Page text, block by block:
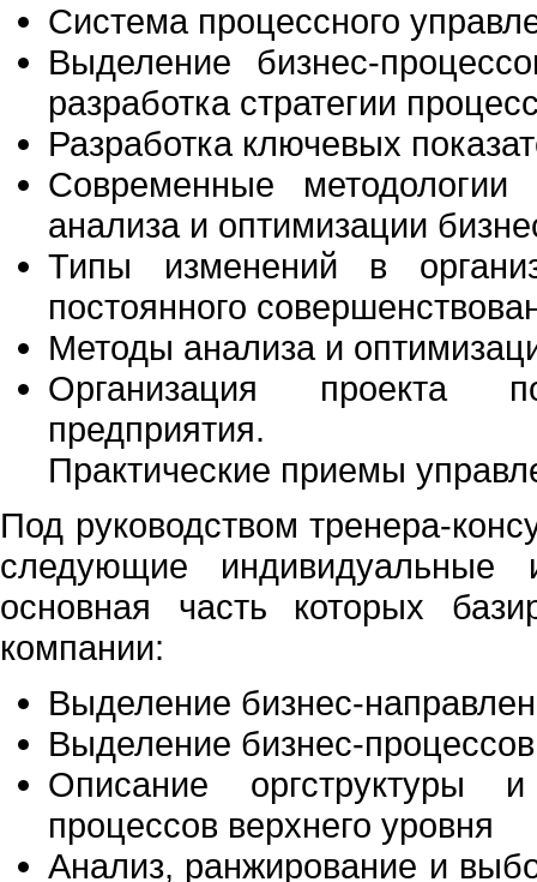
Система процессного
Выделение бизнес-
разработка стратегии
Разработка ключевых
Современные
анализа и оптимизации
Типы изменений в
постоянного
Методы анализа и
Организация проекта
предприятия.
Практические приемы
Под руководством тренера-
следующие индивидуальные
основная часть которых
компании:
Выделение бизнес-
Выделение бизнес-
Описание оргструктуры
процессов верхнего уровня
Анализ, ранжирование и